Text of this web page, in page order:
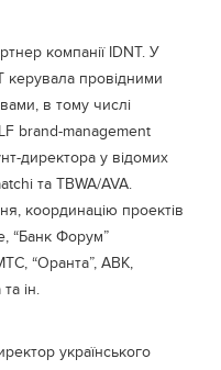
компанії IDNT. У
керувала провідними
в тому числі
brand-management
директора у відомих
та TBWA/AVA.
координацію проектів
“Банк Форум”
“Оранта”, АВК,
ін.
українського